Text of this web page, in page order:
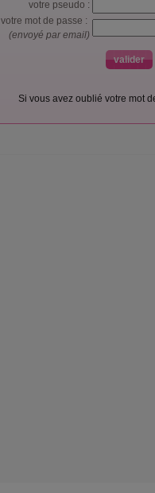
votre pseudo :
votre mot de passe :
(envoyé par email)
Si vous avez oublié votre mot